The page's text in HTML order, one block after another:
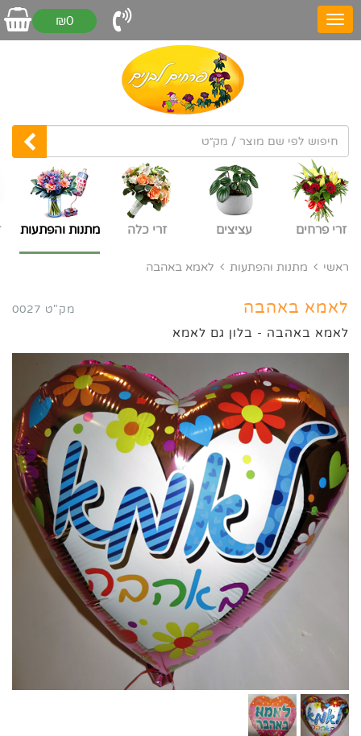
₪0
זרי פרחים עציצים זרי כלה מתנות והפתעות
ראשי מתנות והפתעות לאמא באהבה
לאמא באהבה מק"ט 0027
לאמא באהבה - בלון גם לאמא